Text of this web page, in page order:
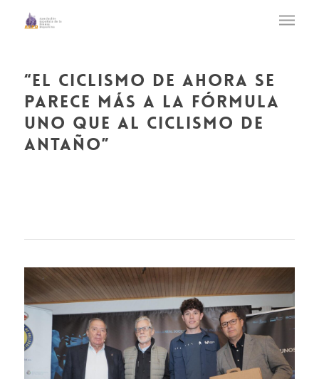
“el ciclismo de ahora se
parece más a la fórmula
uno que al ciclismo de
antaño”